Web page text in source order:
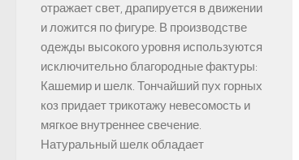
отражает свет, драпируется в движении
и ложится по фигуре. В производстве
одежды высокого уровня используются
исключительно благородные фактуры:
Кашемир и шелк. Тончайший пух горных
коз придает трикотажу невесомость и
мягкое внутреннее свечение.
Натуральный шелк обладает